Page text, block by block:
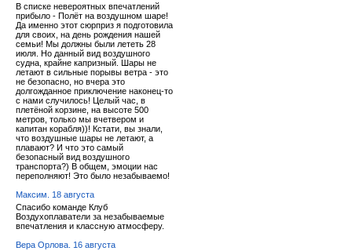
В списке невероятных впечатлений
прибыло - Полёт на воздушном шаре!
Да именно этот сюрприз я подготовила
для своих, на день рождения нашей
семьи! Мы должны были лететь 28
июля. Но данный вид воздушного
судна, крайне капризный. Шары не
летают в сильные порывы ветра - это
не безопасно, но вчера это
долгожданное приключение наконец-то
с нами случилось! Целый час, в
плетёной корзине, на высоте 500
метров, только мы вчетвером и
капитан корабля))! Кстати, вы знали,
что воздушные шары не летают, а
плавают? И что это самый
безопасный вид воздушного
транспорта?) В общем, эмоции нас
переполняют! Это было незабываемо!
Максим. 18 августа
Спасибо команде Клуб
Воздухоплаватели за незабываемые
впечатления и классную атмосферу.
Вера Орлова. 16 августа